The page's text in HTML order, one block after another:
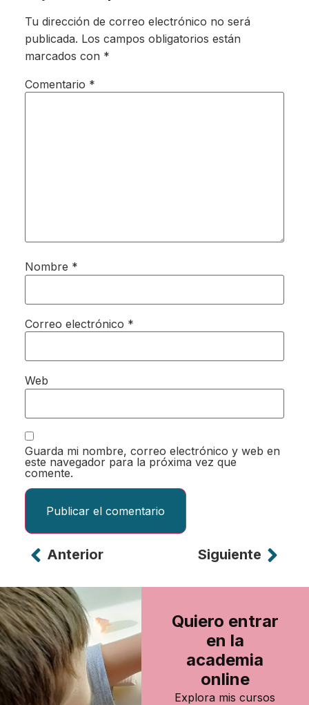
Tu dirección de correo electrónico no será
publicada. Los campos obligatorios están
marcados con *
Comentario *
Nombre *
Correo electrónico *
Web
Guarda mi nombre, correo electrónico y web en
este navegador para la próxima vez que
comente.
Alternative:
Anterior Siguiente
Quiero entrar
en la
academia
online
Explora mis cursos